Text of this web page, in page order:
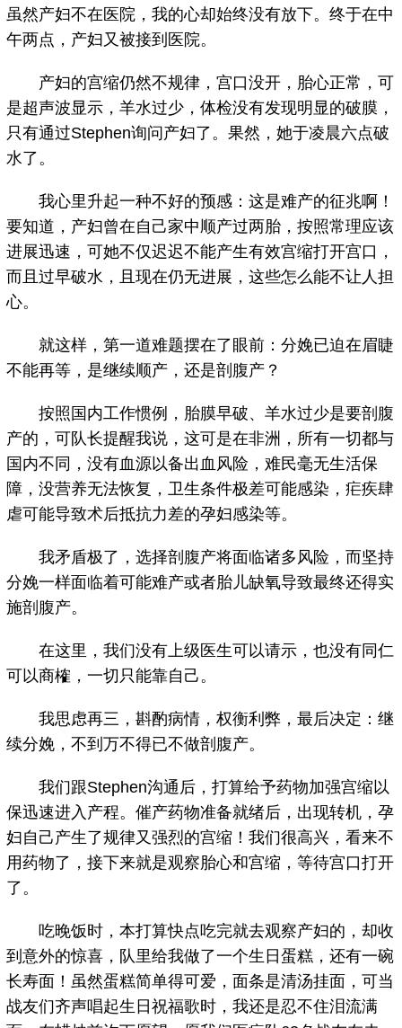
虽然产妇不在医院，我的心却始终没有放下。终于在中
午两点，产妇又被接到医院。
产妇的宫缩仍然不规律，宫口没开，胎心正常，可
是超声波显示，羊水过少，体检没有发现明显的破膜，
只有通过Stephen询问产妇了。果然，她于凌晨六点破
水了。
我心里升起一种不好的预感：这是难产的征兆啊！
要知道，产妇曾在自己家中顺产过两胎，按照常理应该
进展迅速，可她不仅迟迟不能产生有效宫缩打开宫口，
而且过早破水，且现在仍无进展，这些怎么能不让人担
心。
就这样，第一道难题摆在了眼前：分娩已迫在眉睫
不能再等，是继续顺产，还是剖腹产？
按照国内工作惯例，胎膜早破、羊水过少是要剖腹
产的，可队长提醒我说，这可是在非洲，所有一切都与
国内不同，没有血源以备出血风险，难民毫无生活保
障，没营养无法恢复，卫生条件极差可能感染，疟疾肆
虐可能导致术后抵抗力差的孕妇感染等。
我矛盾极了，选择剖腹产将面临诸多风险，而坚持
分娩一样面临着可能难产或者胎儿缺氧导致最终还得实
施剖腹产。
在这里，我们没有上级医生可以请示，也没有同仁
可以商榷，一切只能靠自己。
我思虑再三，斟酌病情，权衡利弊，最后决定：继
续分娩，不到万不得已不做剖腹产。
我们跟Stephen沟通后，打算给予药物加强宫缩以
保迅速进入产程。催产药物准备就绪后，出现转机，孕
妇自己产生了规律又强烈的宫缩！我们很高兴，看来不
用药物了，接下来就是观察胎心和宫缩，等待宫口打开
了。
吃晚饭时，本打算快点吃完就去观察产妇的，却收
到意外的惊喜，队里给我做了一个生日蛋糕，还有一碗
长寿面！虽然蛋糕简单得可爱，面条是清汤挂面，可当
战友们齐声唱起生日祝福歌时，我还是忍不住泪流满